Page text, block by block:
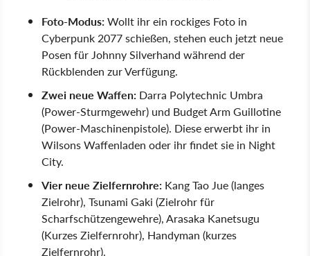
Foto-Modus:Wollt ihr ein rockiges Foto in
Cyberpunk 2077 schießen, stehen euch jetzt neue
Posen für Johnny Silverhand während der
Rückblenden zur Verfügung.
Zwei neue Waffen: Darra Polytechnic Umbra
(Power-Sturmgewehr) und Budget Arm Guillotine
(Power-Maschinenpistole). Diese erwerbt ihr in
Wilsons Waffenladen oder ihr findet sie in Night
City.
Vier neue Zielfernrohre: Kang Tao Jue (langes
Zielrohr), Tsunami Gaki (Zielrohr für
Scharfschützengewehre), Arasaka Kanetsugu
(Kurzes Zielfernrohr), Handyman (kurzes
Zielfernrohr).